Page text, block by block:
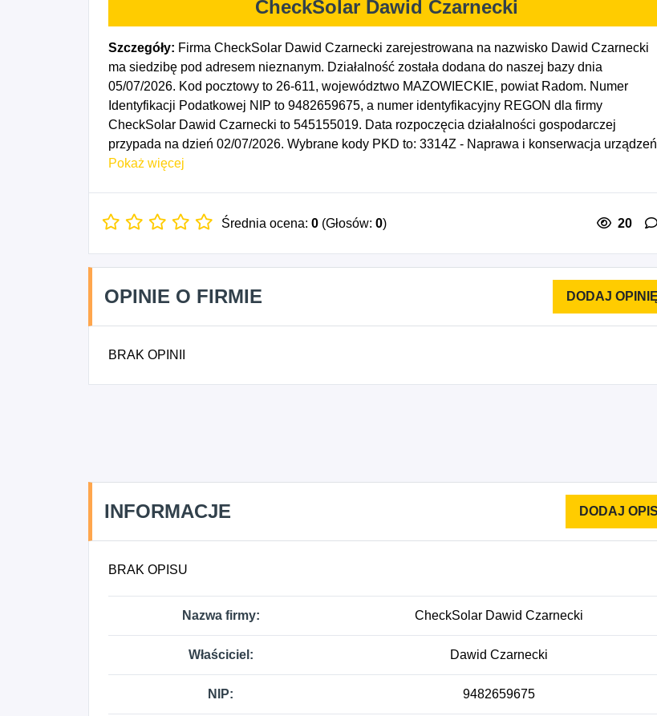
CheckSolar Dawid Czarnecki
Szczegóły: Firma CheckSolar Dawid Czarnecki zarejestrowana na nazwisko Dawid Czarnecki
ma siedzibę pod adresem nieznanym. Działalność została dodana do naszej bazy dnia
05/07/2026. Kod pocztowy to 26-611, województwo MAZOWIECKIE, powiat Radom. Numer
Identyfikacji Podatkowej NIP to 9482659675, a numer identyfikacyjny REGON dla firmy
CheckSolar Dawid Czarnecki to 545155019. Data rozpoczęcia działalności gospodarczej
przypada na dzień 02/07/2026. Wybrane kody PKD to: 3314Z - Naprawa i konserwacja urządzeń
elektrycznych.
Pokaż więcej
Średnia ocena: 0 (Głosów: 0) 20
OPINIE O FIRMIE
BRAK OPINII
INFORMACJE
BRAK OPISU
Nazwa firmy: CheckSolar Dawid Czarnecki
Właściciel: Dawid Czarnecki
NIP: 9482659675